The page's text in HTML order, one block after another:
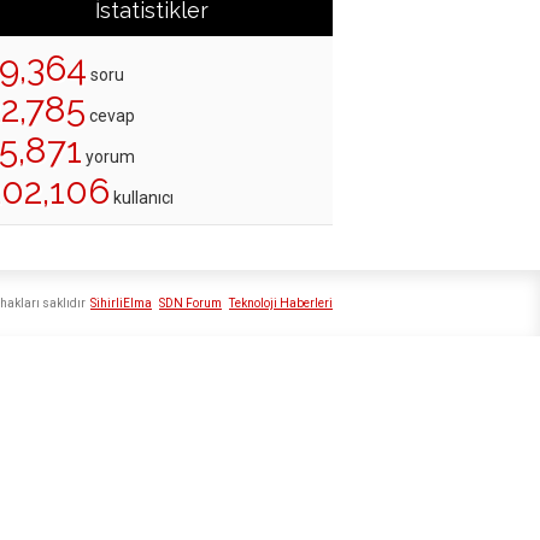
İstatistikler
soru
cevap
yorum
kullanıcı
SihirliElma SDN Forum Teknoloji Haberleri
saklıdır